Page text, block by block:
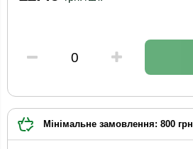
Мінімальне замовлення: 800 грн